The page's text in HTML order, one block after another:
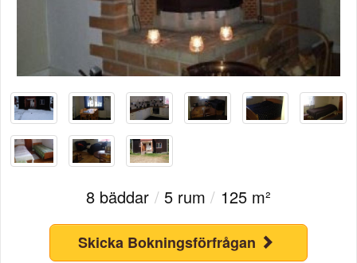
8 bäddar /5 rum/ 125 m²
Skicka Bokningsförfrågan